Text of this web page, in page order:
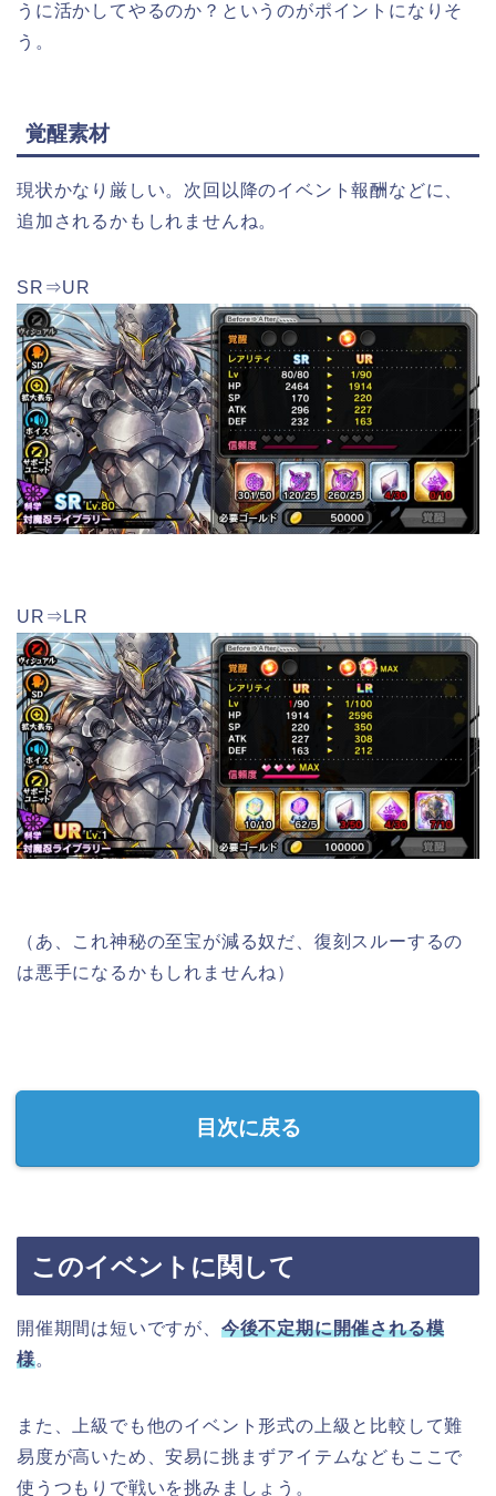
うに活かしてやるのか？というのがポイントになりそ
う。
覚醒素材
現状かなり厳しい。次回以降のイベント報酬などに、
追加されるかもしれませんね。
SR⇒UR
UR⇒LR
（あ、これ神秘の至宝が減る奴だ、復刻スルーするの
は悪手になるかもしれませんね）
目次に戻る
このイベントに関して
開催期間は短いですが、 今後不定期に開催される模
様。
また、上級でも他のイベント形式の上級と比較して難
易度が高いため、安易に挑まずアイテムなどもここで
使うつもりで戦いを挑みましょう。